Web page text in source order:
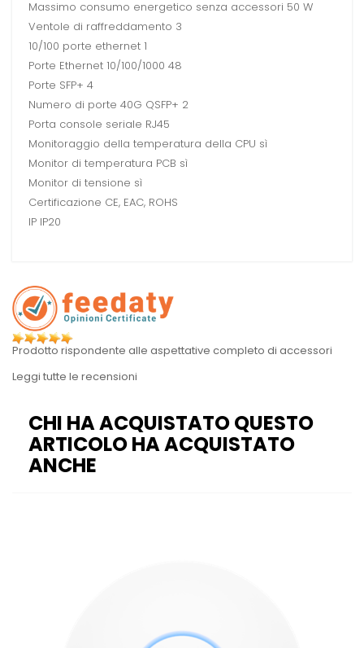
Massimo consumo energetico senza accessori 50 W
Ventole di raffreddamento 3
10/100 porte ethernet 1
Porte Ethernet 10/100/1000 48
Porte SFP+ 4
Numero di porte 40G QSFP+ 2
Porta console seriale RJ45
Monitoraggio della temperatura della CPU sì
Monitor di temperatura PCB sì
Monitor di tensione sì
Certificazione CE, EAC, ROHS
IP IP20
Prodotto rispondente alle aspettative completo di accessori
Leggi tutte le recensioni
CHI HA ACQUISTATO QUESTO
ARTICOLO HA ACQUISTATO
ANCHE